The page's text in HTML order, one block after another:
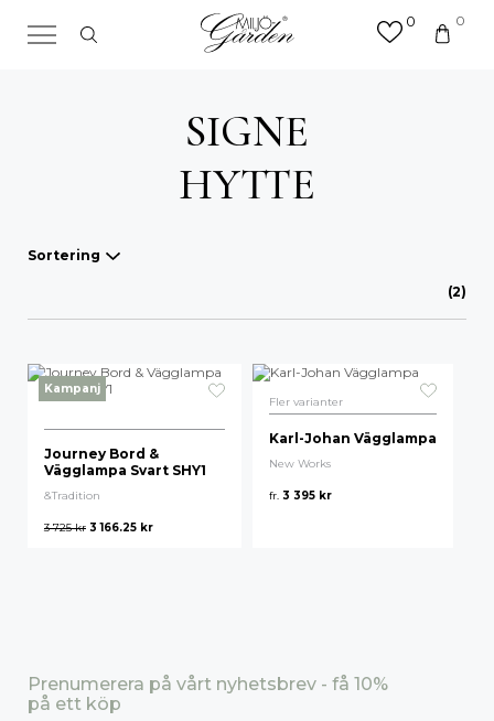
0 0
SIGNE
HYTTE
Sortering
Våra favoriter
Mest sålda
Nyheter
Lägsta pris
Högsta pris
(2)
Kampanj
Journey Bord &
Vägglampa Svart SHY1
&Tradition
3 725kr 3 166.25 kr
Fler varianter
Karl-Johan Vägglampa
New Works
fr. 3 395 kr
Prenumerera på vårt nyhetsbrev - få 10%
på ett köp